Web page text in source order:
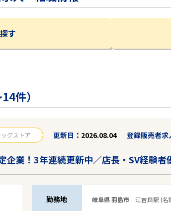
す
件）
ッグストア 更新日 2026.08.04 登録販売者求
企業！3年連続更新中／店長・SV経験
勤務地 岐阜県 羽島市 江吉良駅 (名